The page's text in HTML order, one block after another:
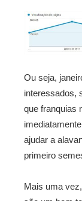
Ou seja,
interessados,
que franquias
ajudar a
primeiro
Mais uma